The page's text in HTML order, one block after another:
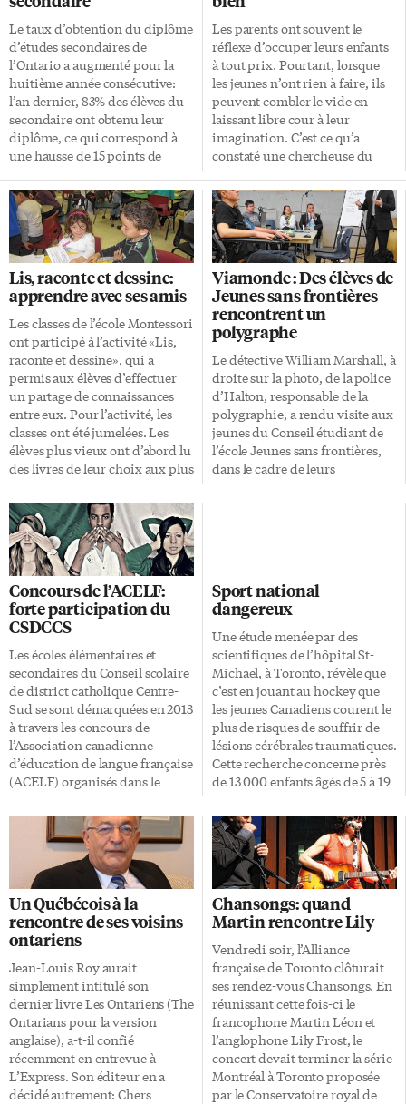
Le taux d’obtention du diplôme
d’études secondaires de
l’Ontario a augmenté pour la
huitième année consécutive:
l’an dernier, 83% des élèves du
secondaire ont obtenu leur
diplôme, ce qui correspond à
une hausse de 15 points de
d’autres mots, 115 500 élèves de
plus ont obtenu leur diplôme
que si le taux était resté au
niveau de 2003-2004: 68%. On
calcule le taux d’obtention du
diplôme en se basant sur une
cohorte de cinq ans, certains
jeunes prenant un peu plus de
temps que les autres à
compléter leur secondaire. Liz
Sandals, la nouvelle ministre de
[…]
Les parents ont souvent le
réflexe d’occuper leurs enfants
à tout prix. Pourtant, lorsque
les jeunes n’ont rien à faire, ils
peuvent combler le vide en
laissant libre cour à leur
imagination. C’est ce qu’a
constaté une chercheuse du
interviewé de nombreux
artistes, scientifiques et
écrivains. Ces derniers ont
affirmé avoir profité des
moments d’inactivité pour
développer leur passion pour
l’écriture, le dessin, les sciences
ou la cuisine. Ces moments
d’ennui peuvent donc s’avérer
très bénéfiques et même
procurer un sentiment de
liberté. D’ailleurs, plusieurs
enfants dont l’agenda déborde
d’activités organisées ont
tendance à rechercher des
périodes […]
Lis, raconte et dessine:
apprendre avec ses amis
Les classes de l’école Montessori
ont participé à l’activité «Lis,
raconte et dessine», qui a
permis aux élèves d’effectuer
un partage de connaissances
entre eux. Pour l’activité, les
classes ont été jumelées. Les
élèves plus vieux ont d’abord lu
des livres de leur choix aux plus
de l’histoire et ont terminé
l’activité en dessinant un
personnage important du récit.
L’activité a permis aux plus
grands de développer leur
leadership et développer les
habiletés de compréhension de
texte des plus jeunes.
Viamonde : Des élèves de
Jeunes sans frontières
rencontrent un
polygraphe
Le détective William Marshall, à
droite sur la photo, de la police
d’Halton, responsable de la
polygraphie, a rendu visite aux
jeunes du Conseil étudiant de
l’école Jeunes sans frontières,
dans le cadre de leurs
l’intérêt auprès des élèves de
l’école. La conférence a été
offerte aux élèves de 10e année
des cours de Civisme et Choix
de carrière et à tous les autres
élèves intéressés à une carrière
dans policière ou judiciaire. M.
Marshall, […]
Concours de l’ACELF:
forte participation du
CSDCCS
Les écoles élémentaires et
secondaires du Conseil scolaire
de district catholique Centre-
Sud se sont démarquées en 2013
à travers les concours de
l’Association canadienne
d’éducation de langue française
(ACELF) organisés dans le
de la francophonie. Le CSDCCS
est le conseil scolaire ayant la
plus forte participation à
l’échelle du pays et du même
coup, le plus grand nombre de
gagnants. Des livres pour la
petite enfance Plusieurs écoles
élémentaires du CSDCCS ont
participé au concours Des
livres pour la petite enfance.
Les écoles élémentaires
catholiques Saint-Joseph,
Notre-Dame, Sainte-Marie
(Oakville) et René-Lamoureux
ont raflé quatre des […]
Sport national
dangereux
Une étude menée par des
scientifiques de l’hôpital St-
Michael, à Toronto, révèle que
c’est en jouant au hockey que
les jeunes Canadiens courent le
plus de risques de souffrir de
lésions cérébrales traumatiques.
Cette recherche concerne près
de 13 000 enfants âgés de 5 à 19
urgences à la suite de blessures
subies lors d’un sport organisé
entre 1990 et 2009. Dans 44%
des cas, les blessures sont
survenues au hockey,
principalement lors de contacts
avec un autre joueur ou après
avoir été plaqués contre la
bande. 19 % des blessures
recensées se sont produites au
[…]
Un Québécois à la
rencontre de ses voisins
ontariens
Jean-Louis Roy aurait
simplement intitulé son
dernier livre Les Ontariens (The
Ontarians pour la version
anglaise), a-t-il confié
récemment en entrevue à
L’Express. Son éditeur en a
décidé autrement: Chers
Chansongs: quand
Martin rencontre Lily
Vendredi soir, l’Alliance
française de Toronto clôturait
ses rendez-vous Chansongs. En
réunissant cette fois-ci le
francophone Martin Léon et
l’anglophone Lily Frost, le
concert devait terminer la série
Montréal à Toronto proposée
par le Conservatoire royal de